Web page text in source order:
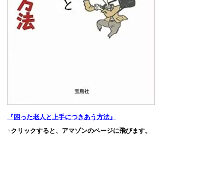
『困った老人と上手につきあう方法』
↑クリックすると、アマゾンのページに飛びます。